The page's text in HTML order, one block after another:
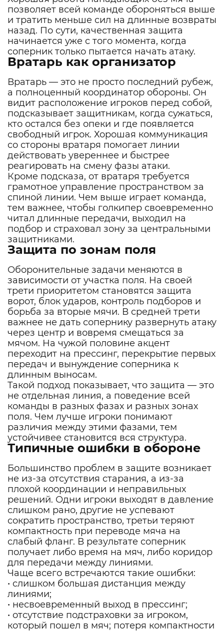
позволяет всей команде обороняться выше
и тратить меньше сил на длинные возвраты
назад. По сути, качественная защита
начинается уже с того момента, когда
соперник только пытается начать атаку.
Вратарь как организатор
Вратарь — это не просто последний рубеж,
а полноценный координатор обороны. Он
видит расположение игроков перед собой,
подсказывает защитникам, когда сужаться,
кто остался без опеки и где появляется
свободный игрок. Хорошая коммуникация
со стороны вратаря помогает линии
действовать увереннее и быстрее
реагировать на смену фазы атаки.
Кроме подсказа, от вратаря требуется
грамотное управление пространством за
спиной линии. Чем выше играет команда,
тем важнее, чтобы голкипер своевременно
читал длинные передачи, выходил на
подбор и страховал зону за центральными
защитниками.
Защита по зонам поля
Оборонительные задачи меняются в
зависимости от участка поля. На своей
трети приоритетом становятся защита
ворот, блок ударов, контроль подборов и
борьба за вторые мячи. В средней трети
важнее не дать сопернику развернуть атаку
через центр и вовремя смещаться за
мячом. На чужой половине акцент
переходит на прессинг, перекрытие первых
передач и вынуждение соперника к
длинным выносам.
Такой подход показывает, что защита — это
не отдельная линия, а поведение всей
команды в разных фазах и разных зонах
поля. Чем лучше игроки понимают
различия между этими фазами, тем
устойчивее становится вся структура.
Типичные ошибки в обороне
Большинство проблем в защите возникает
не из-за отсутствия старания, а из-за
плохой координации и неправильных
решений. Одни игроки выходят в давление
слишком рано, другие не успевают
сократить пространство, третьи теряют
компактность при переводе мяча на
слабый фланг. В результате соперник
получает либо время на мяч, либо коридор
для передачи между линиями.
Чаще всего встречаются такие ошибки:
• слишком большая дистанция между
линиями;
• несвоевременный выход в прессинг;
• отсутствие подстраховки за игроком,
который пошел в мяч; потеря компактности